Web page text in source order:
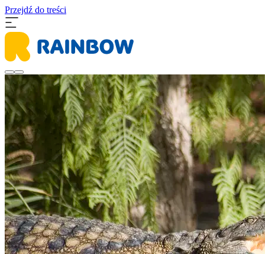
Przejdź do treści